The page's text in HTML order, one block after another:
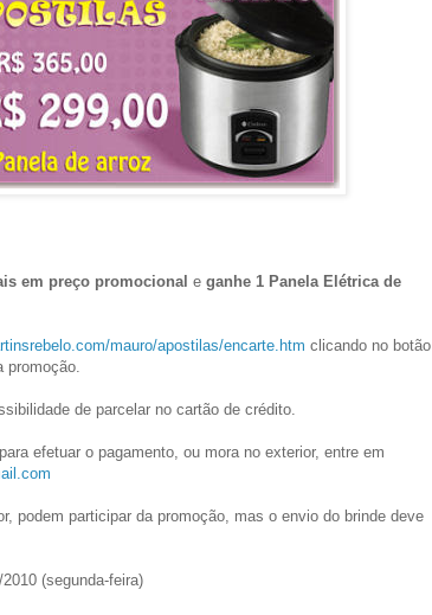
em preço promocional e ganhe 1 Panela Elétrica de
mauro/apostilas/encarte.htm clicando no botão
promoção.
de parcelar no cartão de crédito.
efetuar o pagamento, ou mora no exterior, entre em
podem participar da promoção, mas o envio do brinde deve
(segunda-feira)